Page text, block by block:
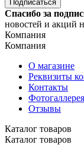
Подписаться
Спасибо за
новостей и акций
Компания
Компания
О магазине
Реквизиты
Контакты
Фотогаллерея
Отзывы
Каталог товаров
Каталог товаров